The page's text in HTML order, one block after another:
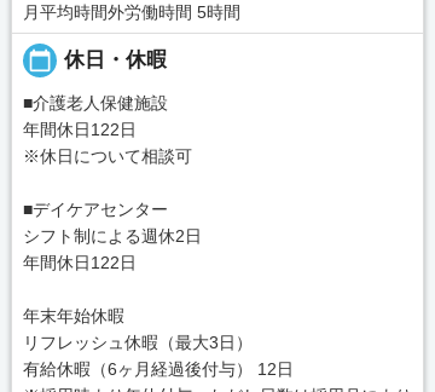
月平均時間外労働時間 5時間
calendar_today 休日・休暇
■介護老人保健施設
年間休日122日
※休日について相談可
■デイケアセンター
シフト制による週休2日
年間休日122日
年末年始休暇
リフレッシュ休暇（最大3日）
有給休暇（6ヶ月経過後付与） 12日